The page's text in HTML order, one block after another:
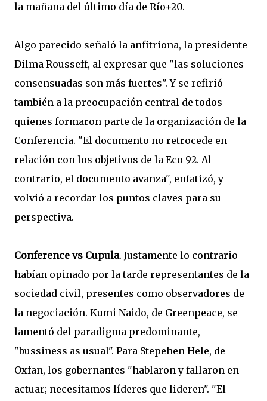
la mañana del último día de Río+20.
Algo parecido señaló la anfitriona, la presidente
Dilma Rousseff, al expresar que "las soluciones
consensuadas son más fuertes". Y se refirió
también a la preocupación central de todos
quienes formaron parte de la organización de la
Conferencia. "El documento no retrocede en
relación con los objetivos de la Eco 92. Al
contrario, el documento avanza", enfatizó, y
volvió a recordar los puntos claves para su
perspectiva.
Conference vs Cupula. Justamente lo contrario
habían opinado por la tarde representantes de la
sociedad civil, presentes como observadores de
la negociación. Kumi Naido, de Greenpeace, se
lamentó del paradigma predominante,
"bussiness as usual". Para Stepehen Hele, de
Oxfan, los gobernantes "hablaron y fallaron en
actuar; necesitamos líderes que lideren". "El